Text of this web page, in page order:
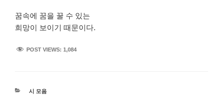
꿈속에 꿈을 꿀 수 있는
희망이 보이기 때문이다.
POST VIEWS: 1,084
카
시 모음